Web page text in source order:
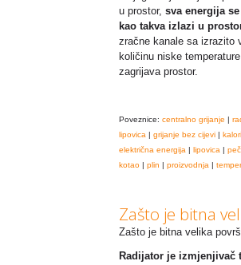
u prostor, sva energija
kao takva izlazi u
zračne kanale sa izrazito
količinu niske
zagrijava prostor.
Poveznice: centralno grijanje |
lipovica | grijanje bez cijevi |
električna energija | lipovica |
kotao | plin | proizvodnja |
Zašto je bitna
Zašto je bitna velika
Radijator je izmjenjivač